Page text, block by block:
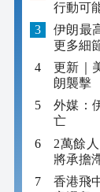
行動可
伊朗最
更多細
更新｜
朗襲擊
外媒：
亡
2萬餘
將承擔
香港飛